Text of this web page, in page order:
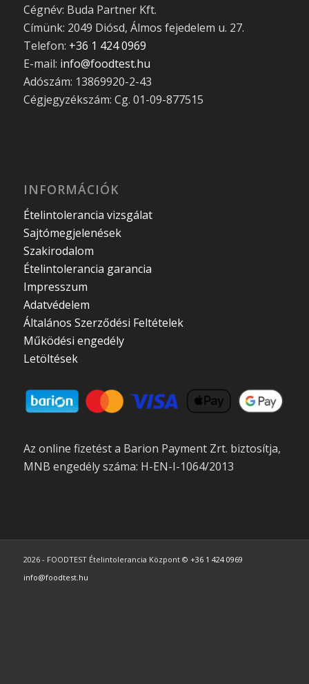
Cégnév: Buda Partner Kft.
Címünk: 2049 Diósd, Álmos fejedelem u. 27.
Telefon: +36 1 424 0969
E-mail: info@foodtest.hu
Adószám: 13869920-2-43
Cégjegyzékszám: Cg. 01-09-877515
INFORMÁCIÓK
Ételintolerancia vizsgálat
Sajtómegjelenések
Szakirodalom
Ételintolerancia garancia
Impresszum
Adatvédelem
Általános Szerződési Feltételek
Működési engedély
Letöltések
Az online fizetést a Barion Payment Zrt. biztosítja,
MNB engedély száma: H-EN-I-1064/2013
2026 - FOODTEST Ételintolerancia Központ © +36 1 424 0969
info@foodtest.hu